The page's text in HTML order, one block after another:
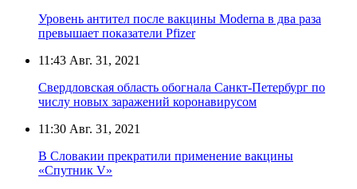
Уровень антител после вакцины Moderna в два раза
превышает показатели Pfizer
11:43 Авг. 31, 2021
Свердловская область обогнала Санкт-Петербург по
числу новых заражений коронавирусом
11:30 Авг. 31, 2021
В Словакии прекратили применение вакцины
«Спутник V»